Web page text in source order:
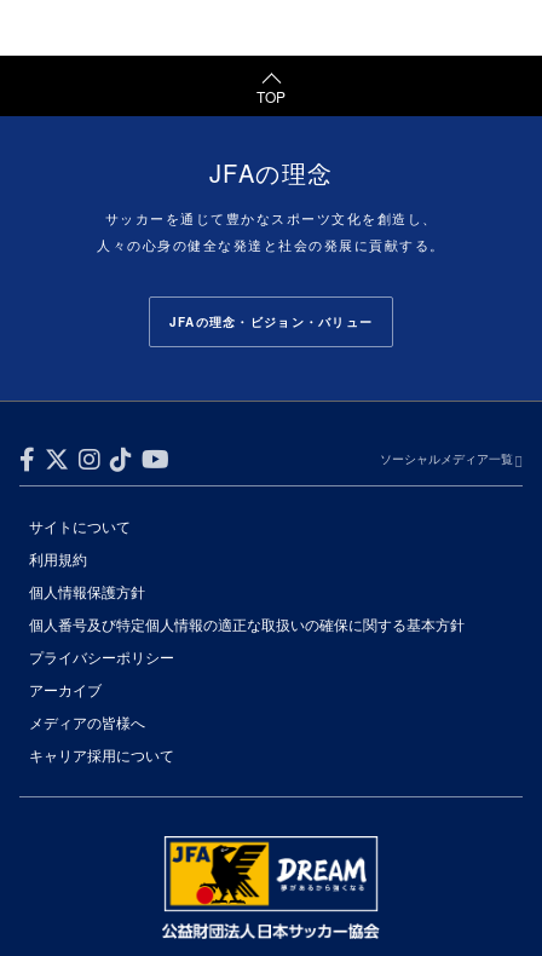
TOP
JFAの理念
サッカーを通じて豊かなスポーツ文化を創造し、
人々の心身の健全な発達と社会の発展に貢献する。
JFAの理念・ビジョン・バリュー
ソーシャルメディア一覧
サイトについて
利用規約
個人情報保護方針
個人番号及び特定個人情報の適正な取扱いの確保に関する基本方針
プライバシーポリシー
アーカイブ
メディアの皆様へ
キャリア採用について